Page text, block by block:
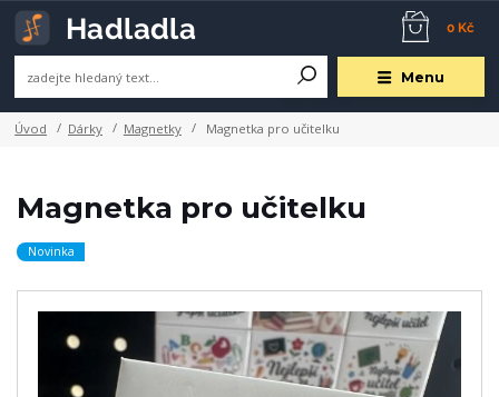
Menu
0 Kč
Úvod Dárky Magnetky Magnetka pro učitelku
Magnetka pro učitelku
Novinka